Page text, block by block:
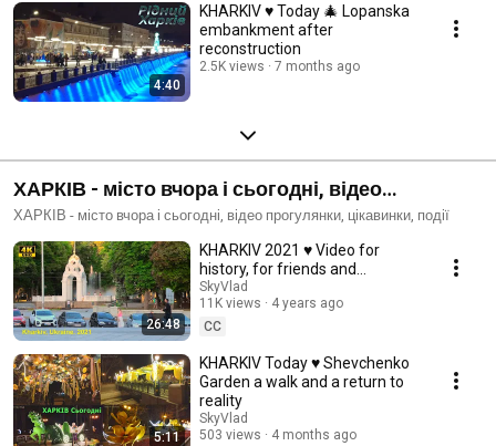
4:40
KHARKIV ♥ Today 🎄 Lopanska
embankment after
reconstruction
2.5K views 7 months ago
ХАРКІВ - місто вчора і сьогодні, відео
прогулянки
ХАРКІВ - місто вчора і сьогодні, відео прогулянки, цікавинки, події
26:48
KHARKIV 2021 ♥ Video for
history, for friends and
everyone who is interested in
the city. 4K video
SkyVlad
11K views
4 years ago
CC
5:11
KHARKIV Today ♥ Shevchenko
Garden a walk and a return to
reality
SkyVlad
503 views
4 months ago